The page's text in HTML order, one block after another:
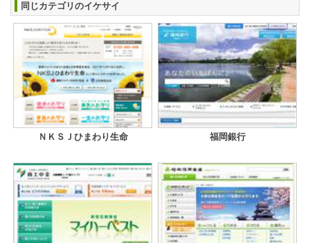
同じカテゴリのイケサイ
ＮＫＳＪひまわり生命 福岡銀行